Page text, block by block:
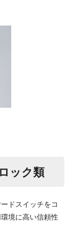
ック類
ドスイッチをコ
境に高い信頼性